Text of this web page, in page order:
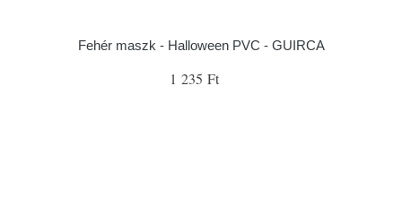
Fehér maszk - Halloween PVC - GUIRCA
1 235 Ft